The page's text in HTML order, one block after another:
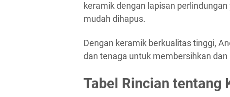
keramik dengan lapisan
mudah dihapus.
Dengan keramik berkualitas tinggi,
dan tenaga untuk membersihkan
Tabel Rincian tentang